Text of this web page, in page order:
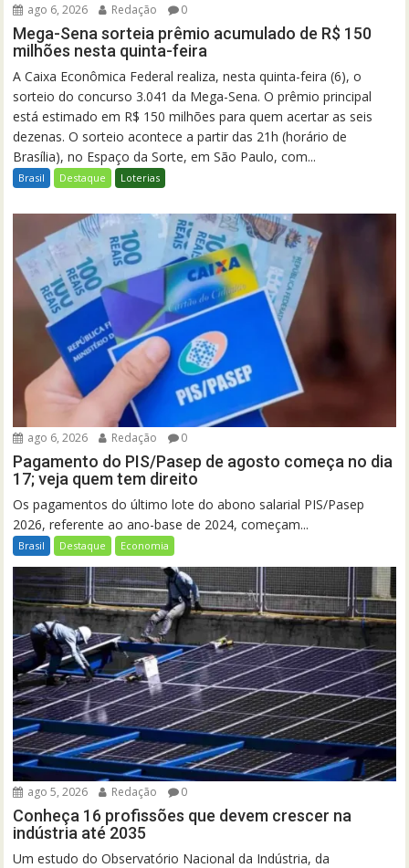
ago 6, 2026 Redação 0
Mega-Sena sorteia prêmio acumulado de R$ 150
milhões nesta quinta-feira
A Caixa Econômica Federal realiza, nesta quinta-feira (6), o
sorteio do concurso 3.041 da Mega-Sena. O prêmio principal
está estimado em R$ 150 milhões para quem acertar as seis
dezenas. O sorteio acontece a partir das 21h (horário de
Brasília), no Espaço da Sorte, em São Paulo, com...
Brasil Destaque Loterias
ago 6, 2026 Redação 0
Pagamento do PIS/Pasep de agosto começa no dia
17; veja quem tem direito
Os pagamentos do último lote do abono salarial PIS/Pasep
2026, referente ao ano-base de 2024, começam...
Brasil Destaque Economia
ago 5, 2026 Redação 0
Conheça 16 profissões que devem crescer na
indústria até 2035
Um estudo do Observatório Nacional da Indústria, da